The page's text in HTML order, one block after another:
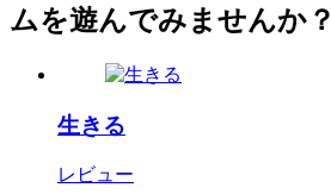
ムを遊んでみませんか？
生きる
レビュー